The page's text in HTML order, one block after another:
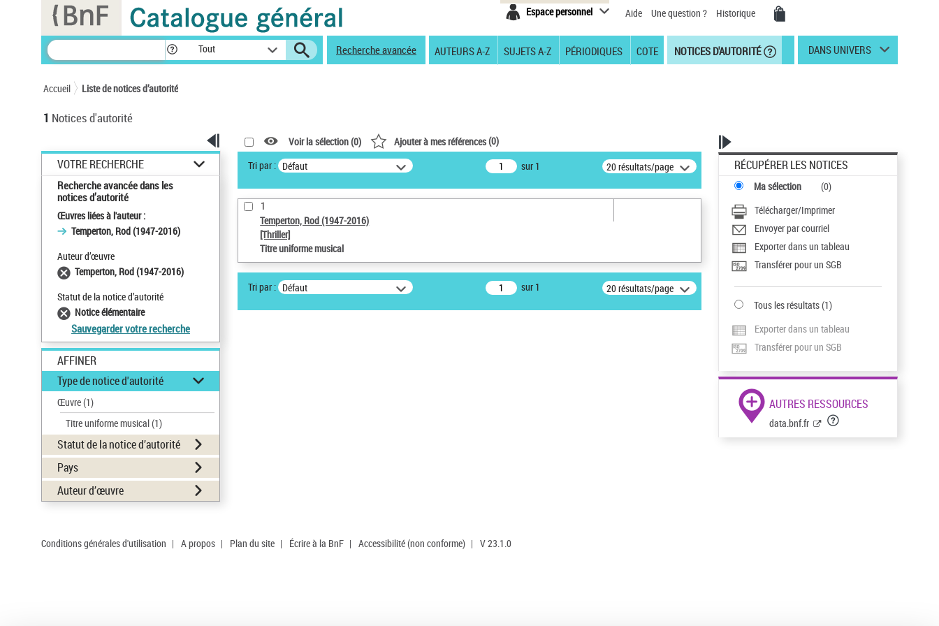
Espace personnel Aide Une question ? Historique
Tout Recherche avancée AUTEURS A-Z SUJETS A-Z PÉRIODIQUES COTE NOTICES D'AUTORITÉ DANS UNIVERS
Accueil Liste de notices d’autorité
1 Notices d'autorité
VOTRE RECHERCHE
Recherche avancée dans les
notices d’autorité
Œuvres liées à l'auteur :
Temperton, Rod (1947-2016)
Auteur d’œuvre
Temperton, Rod (1947-2016)
Statut de la notice d’autorité
Notice élémentaire
Sauvegarder votre recherche
AFFINER
Type de notice d'autorité
Œuvre(1)
Titre uniforme musical(1)
Statut de la notice d’autorité
Pays
Auteur d’œuvre
Voir la sélection (0) Ajouter à mes références(0)
Tri par : Défaut sur 1 20 résultats/page
1
Temperton, Rod (1947-2016)
[Thriller]
Titre uniforme musical
Tri par : Défaut sur 1 20 résultats/page
RÉCUPÉRER LES NOTICES
Ma sélection (0)
Télécharger/Imprimer
Envoyer par courriel
Exporter dans un tableau
Transférer pour un SGB
Tous les résultats(1)
Exporter dans un tableau
Transférer pour un SGB
AUTRES RESSOURCES
data.bnf.fr
Conditions générales d'utilisation | A propos | Plan du site | Écrire à la BnF | Accessibilité (non conforme) | V 23.1.0
Panneau de gestion des cookies